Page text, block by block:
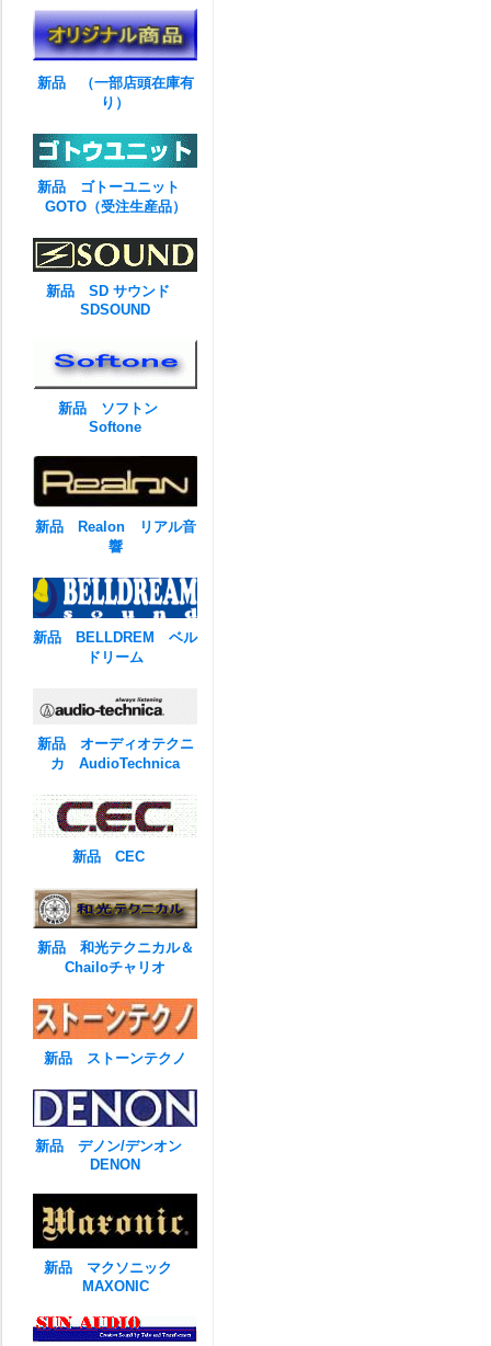
新品 （一部店頭在庫有
り）
新品 ゴトーユニット
GOTO（受注生産品）
新品 SD サウンド
SDSOUND
新品 ソフトン
Softone
新品 Realon リアル音
響
新品 BELLDREM ベル
ドリーム
新品 オーディオテクニ
カ AudioTechnica
新品 CEC
新品 和光テクニカル＆
Chailoチャリオ
新品 ストーンテクノ
新品 デノン/デンオン
DENON
新品 マクソニック
MAXONIC